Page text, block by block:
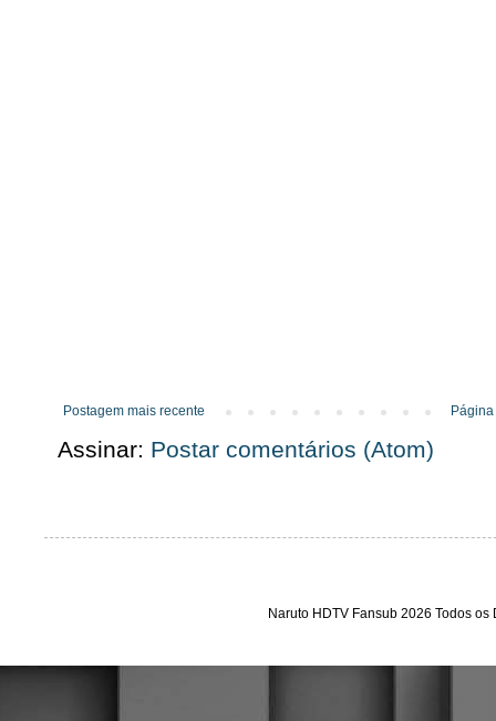
Postagem mais recente
Assinar: Postar comentários (Atom)
Naruto HDTV Fansub 2026 Todos